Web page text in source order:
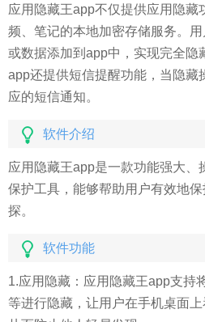
应用隐藏王app不仅提供应用隐藏
频、笔记的本地加密存储服务。
或数据添加到app中，实现完全隐
app还提供短信提醒功能，当隐藏
应的短信通知。
软件介绍
应用隐藏王app是一款功能强大、
保护工具，能够帮助用户有效地
探。
软件功能
1.应用隐藏：应用隐藏王app支持
等进行隐藏，让用户在手机桌面